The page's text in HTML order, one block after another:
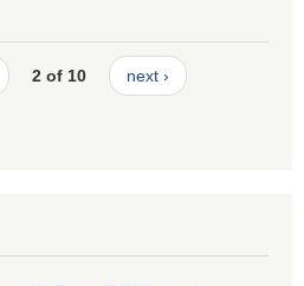
2 of 10 next ›